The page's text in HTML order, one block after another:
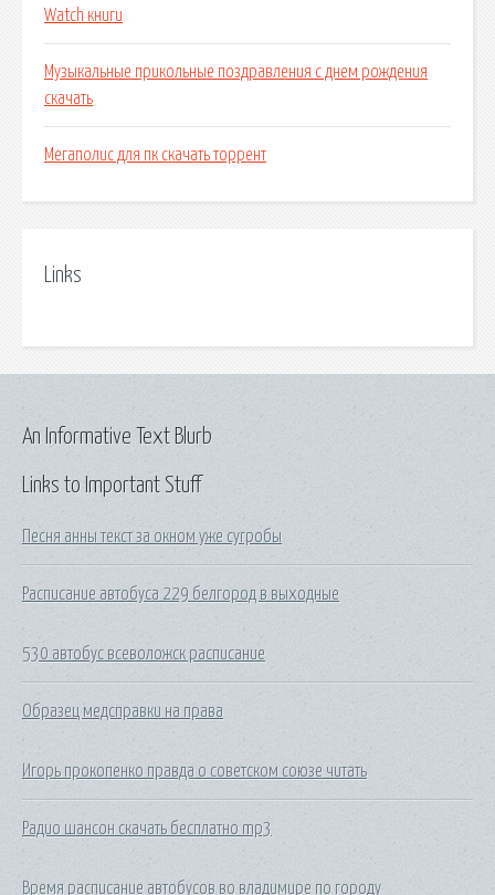
Watch книги
Музыкальные прикольные поздравления с днем рождения
скачать
Мегаполис для пк скачать торрент
Links
Links to Important Stuff
Песня анны текст за окном уже сугробы
Расписание автобуса 229 белгород в выходные
530 автобус всеволожск расписание
Образец медсправки на права
Игорь прокопенко правда о советском союзе читать
Радио шансон скачать бесплатно mp3
Время расписание автобусов во владимире по городу
An Informative Text Blurb